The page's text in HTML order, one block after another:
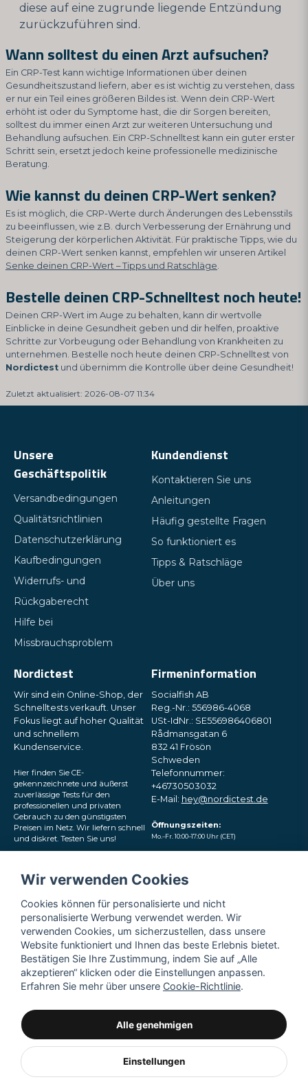
diese auf eine zugrunde liegende Entzündung
zurückzuführen sind.
Wann solltest du einen Arzt aufsuchen?
Ein CRP-Test kann wichtige Informationen über deinen
Gesundheitszustand liefern, aber es ist wichtig zu verstehen, dass
er nur ein Teil eines größeren Bildes ist. Wenn dein CRP-Wert
erhöht ist oder du Symptome hast, die dir Sorgen bereiten,
solltest du immer einen Arzt zur weiteren Untersuchung und
Behandlung aufsuchen. Ein CRP-Schnelltest kann ein guter erster
Schritt sein, ersetzt jedoch keine professionelle medizinische
Beratung.
Wie kannst du deinen CRP-Wert senken?
Es ist möglich, die CRP-Werte durch Änderungen des Lebensstils
zu beeinflussen, wie z.B. durch Verbesserung der Ernährung und
Steigerung der körperlichen Aktivität. Für praktische Tipps, wie du
deinen CRP-Wert senken kannst, empfehlen wir unseren Artikel
Senke deinen CRP-Wert – Tipps und Ratschläge
Bestelle deinen CRP-Schnelltest noch heute!
Deinen CRP-Wert im Auge zu behalten, kann dir wertvolle
Einblicke in deine Gesundheit geben und dir helfen, proaktive
Schritte zur Vorbeugung oder Behandlung von Krankheiten zu
unternehmen. Bestelle noch heute deinen CRP-Schnelltest von
Nordictest und übernimm die Kontrolle über deine Gesundheit!
Zuletzt aktualisiert: 2026-08-07 11:34
Unsere
Geschäftspolitik
Versandbedingungen
Qualitätsrichtlinien
Datenschutzerklärung
Kaufbedingungen
Widerrufs- und
Rückgaberecht
Hilfe bei
Missbrauchsproblem
Kundendienst
Kontaktieren Sie uns
Anleitungen
Häufig gestellte Fragen
So funktioniert es
Tipps & Ratschläge
Über uns
Nordictest
Wir sind ein Online-Shop, der
Schnelltests verkauft. Unser
Fokus liegt auf hoher Qualität
und schnellem
Kundenservice.
Hier finden Sie CE-
gekennzeichnete und äußerst
zuverlässige Tests für den
professionellen und privaten
Gebrauch zu den günstigsten
Preisen im Netz. Wir liefern schnell
und diskret. Testen Sie uns!
sozialen Medien
Firmeninformation
Socialfish AB
Reg.-Nr.: 556986-4068
USt-IdNr.: SE556986406801
Rådmansgatan 6
832 41 Frösön
Schweden
Telefonnummer:
+46730503032
E-Mail: hey@nordictest.de
Öffnungszeiten:
Mo.–Fr. 10:00–17:00 Uhr (CET)
Wir verwenden Cookies
Cookies können für personalisierte und nicht
personalisierte Werbung verwendet werden. Wir
verwenden Cookies, um sicherzustellen, dass unsere
Website funktioniert und Ihnen das beste Erlebnis bietet.
Bestätigen Sie Ihre Zustimmung, indem Sie auf „Alle
akzeptieren“ klicken oder die Einstellungen anpassen.
Erfahren Sie mehr über unsere Cookie-Richtlinie.
Alle genehmigen
Einstellungen